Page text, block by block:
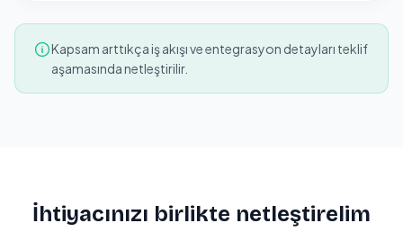
Kapsam arttıkça iş akışı ve entegrasyon detayları teklif
aşamasında netleştirilir.
İhtiyacınızı birlikte netleştirelim